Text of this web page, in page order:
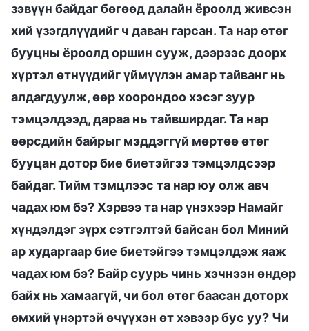
зэвүүн байдаг бөгөөд далайн ёроолд живсэн
хий үзэгдлүүдийг ч даван гарсан. Та нар өтөг
бууцны ёроолд оршин сууж, дээрээс доорх
хүртэл өтнүүдийг үймүүлэн амар тайванг нь
алдагдуулж, өөр хоорондоо хэсэг зуур
тэмцэлдээд, дараа нь тайвширдаг. Та нар
өөрсдийн байрыг мэддэггүй мөртөө өтөг
бууцан дотор бие биетэйгээ тэмцэлдсээр
байдаг. Тийм тэмцлээс та нар юу олж авч
чадах юм бэ? Хэрвээ та нар үнэхээр Намайг
хүндэлдэг зүрх сэтгэлтэй байсан бол Миний
ар хударгаар бие биетэйгээ тэмцэлдэж яаж
чадах юм бэ? Байр суурь чинь хэчнээн өндөр
байх нь хамаагүй, чи бол өтөг баасан доторх
өмхий үнэртэй өчүүхэн өт хэвээр бус уу? Чи